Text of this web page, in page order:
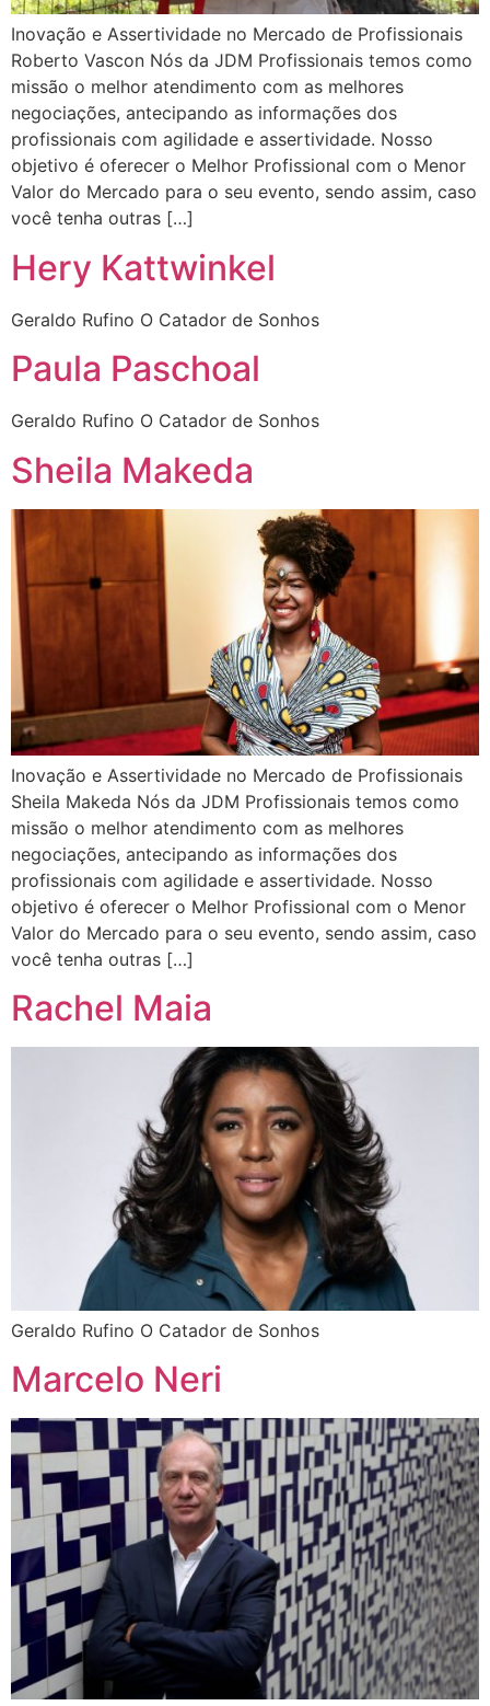
Inovação e Assertividade no Mercado de Profissionais
Roberto Vascon Nós da JDM Profissionais temos como
missão o melhor atendimento com as melhores
negociações, antecipando as informações dos
profissionais com agilidade e assertividade. Nosso
objetivo é oferecer o Melhor Profissional com o Menor
Valor do Mercado para o seu evento, sendo assim, caso
você tenha outras […]
Hery Kattwinkel
Geraldo Rufino O Catador de Sonhos
Paula Paschoal
Geraldo Rufino O Catador de Sonhos
Sheila Makeda
Inovação e Assertividade no Mercado de Profissionais
Sheila Makeda Nós da JDM Profissionais temos como
missão o melhor atendimento com as melhores
negociações, antecipando as informações dos
profissionais com agilidade e assertividade. Nosso
objetivo é oferecer o Melhor Profissional com o Menor
Valor do Mercado para o seu evento, sendo assim, caso
você tenha outras […]
Rachel Maia
Geraldo Rufino O Catador de Sonhos
Marcelo Neri